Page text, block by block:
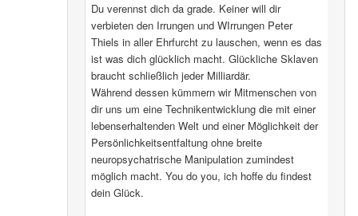
Du verennst dich da grade. Keiner will dir
verbieten den Irrungen und WIrrungen Peter
Thiels in aller Ehrfurcht zu lauschen, wenn es das
ist was dich glücklich macht. Glückliche Sklaven
braucht schließlich jeder Milliardär.
Während dessen kümmern wir Mitmenschen von
dir uns um eine Technikentwicklung die mit einer
lebenserhaltenden Welt und einer Möglichkeit der
Persönlichkeitsentfaltung ohne breite
neuropsychatrische Manipulation zumindest
möglich macht. You do you, ich hoffe du findest
dein Glück.